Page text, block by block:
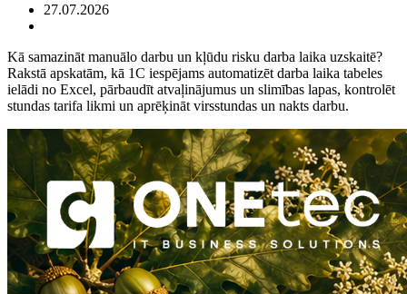
27.07.2026
Kā samazināt manuālo darbu un kļūdu risku darba laika uzskaitē?
Rakstā apskatām, kā 1C iespējams automatizēt darba laika tabeles
ielādi no Excel, pārbaudīt atvaļinājumus un slimības lapas, kontrolēt
stundas tarifa likmi un aprēķināt virsstundas un nakts darbu.